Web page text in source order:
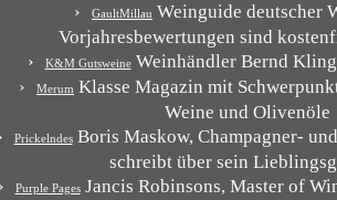
GaultMillau Weinguide deutscher
Vorjahresbewertungen sind
K&M GutsweineWeinhändler Bernd
Merum Klasse Magazin mit
Weine und Olivenöle
PrickelndesBoris Maskow, Champagner-
schreibt über sein
Purple PagesJancis Robinsons, Master of